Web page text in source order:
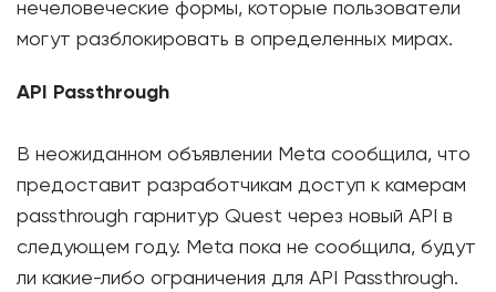
нечеловеческие формы, которые пользователи
могут разблокировать в определенных мирах.
API Passthrough
В неожиданном объявлении Meta сообщила, что
предоставит разработчикам доступ к камерам
passthrough гарнитур Quest через новый API в
следующем году. Meta пока не сообщила, будут
ли какие-либо ограничения для API Passthrough.